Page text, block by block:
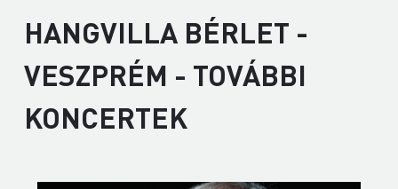
HANGVILLA BÉRLET -
VESZPRÉM - TOVÁBBI
KONCERTEK